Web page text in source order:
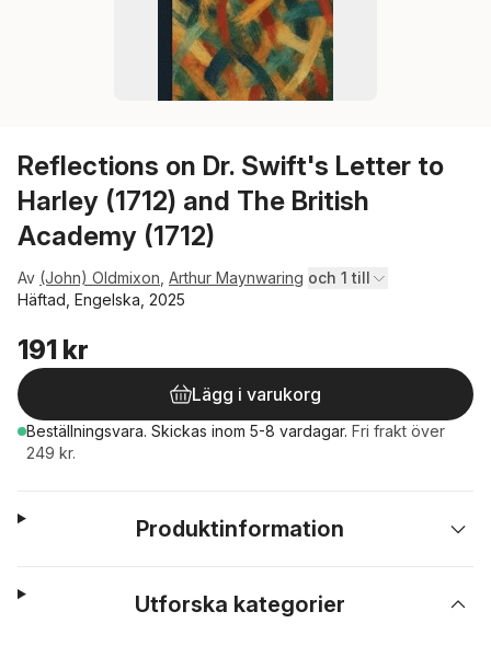
Reflections on Dr. Swift's Letter to
Harley (1712) and The British
Academy (1712)
Av (John) Oldmixon Arthur Maynwaring och 1 till
Häftad, Engelska, 2025
191 kr
Lägg i varukorg
Beställningsvara. Skickas inom 5-8 vardagar. Fri frakt över
249 kr.
Produktinformation
Utforska kategorier